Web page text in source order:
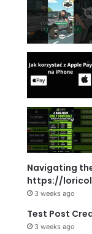
Navigating
https://
3 weeks ago
Test Post
3 weeks ago